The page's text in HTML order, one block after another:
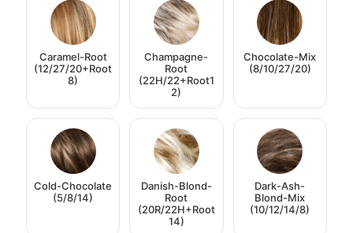
Caramel-Root
(12/27/20+Root
8)
Champagne-
Root
(22H/22+Root1
2)
Chocolate-Mix
(8/10/27/20)
Cold-Chocolate
(5/8/14)
Danish-Blond-
Root
(20R/22H+Root
14)
Dark-Ash-
Blond-Mix
(10/12/14/8)